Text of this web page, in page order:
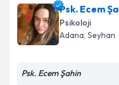
Psk. Ecem
Psikoloji
Adana, Seyhan
Psk. Ecem Şahin